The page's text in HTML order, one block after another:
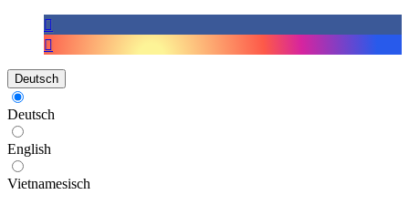
Deutsch
Deutsch
English
Vietnamesisch